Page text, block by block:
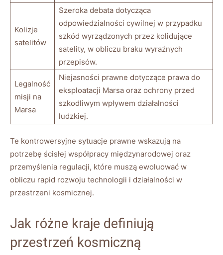
Kolizje
satelitów
Szeroka debata dotycząca
odpowiedzialności cywilnej w przypadku
szkód wyrządzonych przez kolidujące
satelity, w obliczu braku wyraźnych
przepisów.
Legalność
misji na
Marsa
Niejasności prawne dotyczące prawa do
eksploatacji Marsa oraz ochrony przed
szkodliwym wpływem działalności
ludzkiej.
Te kontrowersyjne sytuacje prawne wskazują na
potrzebę ścisłej współpracy międzynarodowej oraz
przemyślenia regulacji, które muszą ewoluować w
obliczu rapid rozwoju technologii i działalności w
przestrzeni kosmicznej.
Jak różne kraje definiują
przestrzeń kosmiczną